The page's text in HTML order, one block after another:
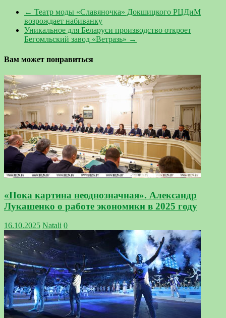
← Театр моды «Славяночка» Докшицкого РЦДиМ
возрождает набиванку
Уникальное для Беларуси производство откроет
Бегомльский завод «Ветразь» →
Вам может понравиться
«Пока картина неоднозначная». Александр
Лукашенко о работе экономики в 2025 году
16.10.2025 Natali 0